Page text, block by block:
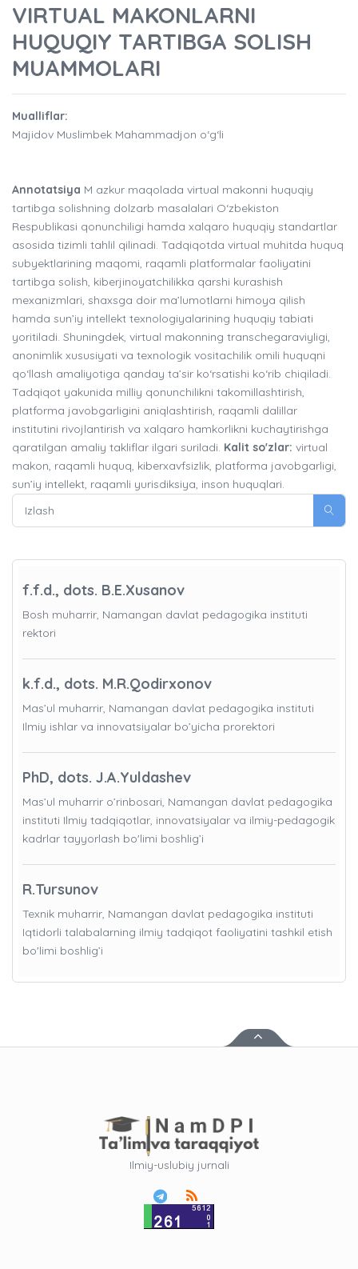
VIRTUAL MAKONLARNI
HUQUQIY TARTIBGA SOLISH
MUAMMOLARI
Mualliflar:
Majidov Muslimbek Mahammadjon o‘g‘li
Annotatsiya M azkur maqolada virtual makonni huquqiy
tartibga solishning dolzarb masalalari O‘zbekiston
Respublikasi qonunchiligi hamda xalqaro huquqiy standartlar
asosida tizimli tahlil qilinadi. Tadqiqotda virtual muhitda huquq
subyektlarining maqomi, raqamli platformalar faoliyatini
tartibga solish, kiberjinoyatchilikka qarshi kurashish
mexanizmlari, shaxsga doir ma’lumotlarni himoya qilish
hamda sun’iy intellekt texnologiyalarining huquqiy tabiati
yoritiladi. Shuningdek, virtual makonning transchegaraviyligi,
anonimlik xususiyati va texnologik vositachilik omili huquqni
qo‘llash amaliyotiga qanday ta’sir ko‘rsatishi ko‘rib chiqiladi.
Tadqiqot yakunida milliy qonunchilikni takomillashtirish,
platforma javobgarligini aniqlashtirish, raqamli dalillar
institutini rivojlantirish va xalqaro hamkorlikni kuchaytirishga
qaratilgan amaliy takliflar ilgari suriladi. Kalit so'zlar: virtual
makon, raqamli huquq, kiberxavfsizlik, platforma javobgarligi,
sun’iy intellekt, raqamli yurisdiksiya, inson huquqlari.
f.f.d., dots. B.E.Xusanov
Bosh muharrir, Namangan davlat pedagogika instituti
rektori
k.f.d., dots. M.R.Qodirxonov
Mas’ul muharrir, Namangan davlat pedagogika instituti
Ilmiy ishlar va innovatsiyalar bo’yicha prorektori
PhD, dots. J.A.Yuldashev
Mas’ul muharrir o’rinbosari, Namangan davlat pedagogika
instituti Ilmiy tadqiqotlar, innovatsiyalar va ilmiy-pedagogik
kadrlar tayyorlash bo'limi boshlig’i
R.Tursunov
Texnik muharrir, Namangan davlat pedagogika instituti
Iqtidorli talabalarning ilmiy tadqiqot faoliyatini tashkil etish
bo'limi boshlig’i
Ilmiy-uslubiy jurnali